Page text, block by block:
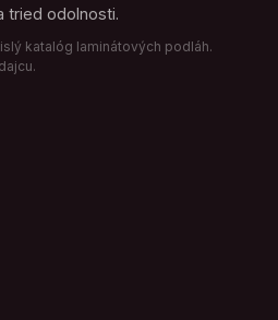
tried odolnosti.
katalóg laminátových podláh.